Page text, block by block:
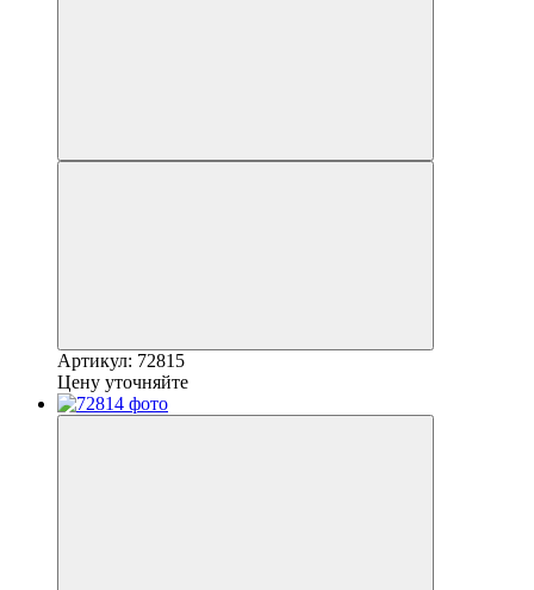
Артикул: 72815
Цену уточняйте